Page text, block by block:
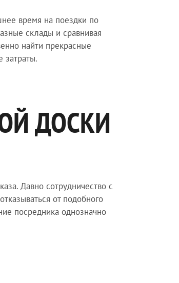
время на поездки по
склады и сравнивая
найти прекрасные
затраты.
ДОСКИ
Давно сотрудничество с
от подобного
посредника однозначно